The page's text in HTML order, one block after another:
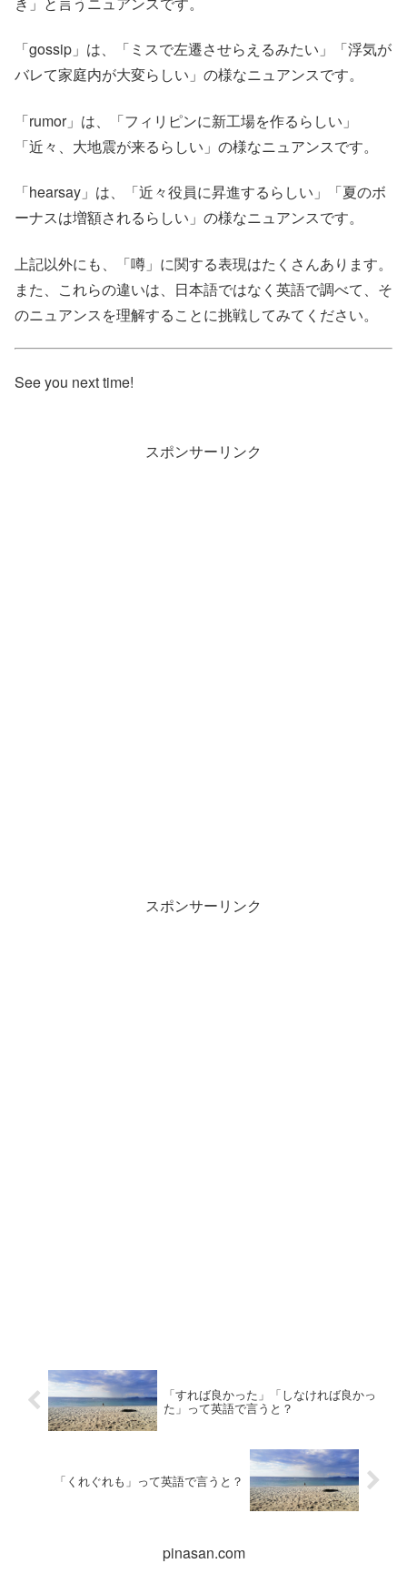
「gossip」は、「ミスで左遷させらえるみたい」「浮気が
バレて家庭内が大変らしい」の様なニュアンスです。
「rumor」は、「フィリピンに新工場を作るらしい」
「近々、大地震が来るらしい」の様なニュアンスです。
「hearsay」は、「近々役員に昇進するらしい」「夏のボ
ーナスは増額されるらしい」の様なニュアンスです。
上記以外にも、「噂」に関する表現はたくさんあります。
また、これらの違いは、日本語ではなく英語で調べて、そ
のニュアンスを理解することに挑戦してみてください。
See you next time!
スポンサーリンク
スポンサーリンク
「すれば良かった」「しなければ良かっ
た」って英語で言うと？
「くれぐれも」って英語で言うと？
pinasan.com